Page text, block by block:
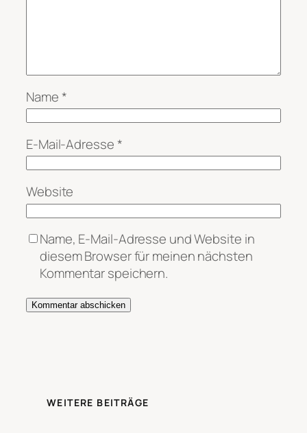
Name*
E-Mail-Adresse*
Website
Name, E-Mail-Adresse und Website in
diesem Browser für meinen nächsten
Kommentar speichern.
WEITERE BEITRÄGE